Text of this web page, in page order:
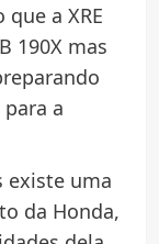
a XRE
190X mas
a
existe uma
da Honda,